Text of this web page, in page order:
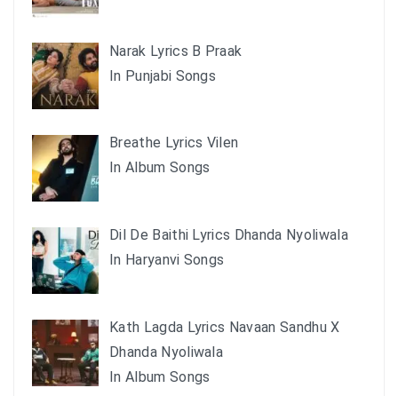
Narak Lyrics B Praak
In Punjabi Songs
Breathe Lyrics Vilen
In Album Songs
Dil De Baithi Lyrics Dhanda Nyoliwala
In Haryanvi Songs
Kath Lagda Lyrics Navaan Sandhu X
Dhanda Nyoliwala
In Album Songs